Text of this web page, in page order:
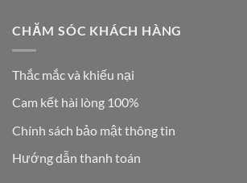
CHĂM SÓC KHÁCH HÀNG
Thắc mắc và khiếu nại
Cam kết hài lòng 100%
Chính sách bảo mật thông tin
Hướng dẫn thanh toán